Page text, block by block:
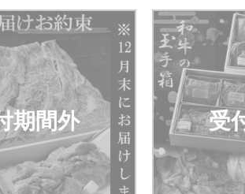
期間外 受